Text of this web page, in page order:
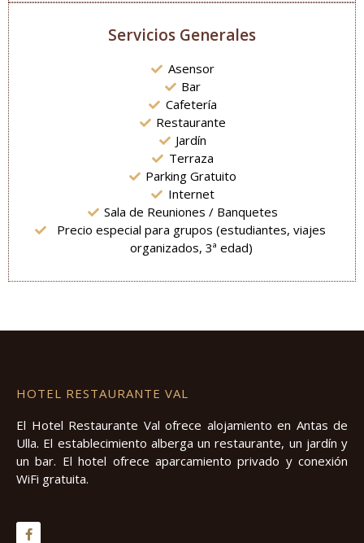
Servicios Generales
Asensor
Bar
Cafetería
Restaurante
Jardín
Terraza
Parking Gratuito
Internet
Sala de Reuniones / Banquetes
Precio especial para grupos (estudiantes, viajes
organizados, 3ª edad)
HOTEL RESTAURANTE VAL
El Hotel Restaurante Val ofrece alojamiento en Antas de
Ulla. El establecimiento alberga un restaurante, un jardín y
un bar. El hotel ofrece aparcamiento privado y conexión
WiFi gratuita.